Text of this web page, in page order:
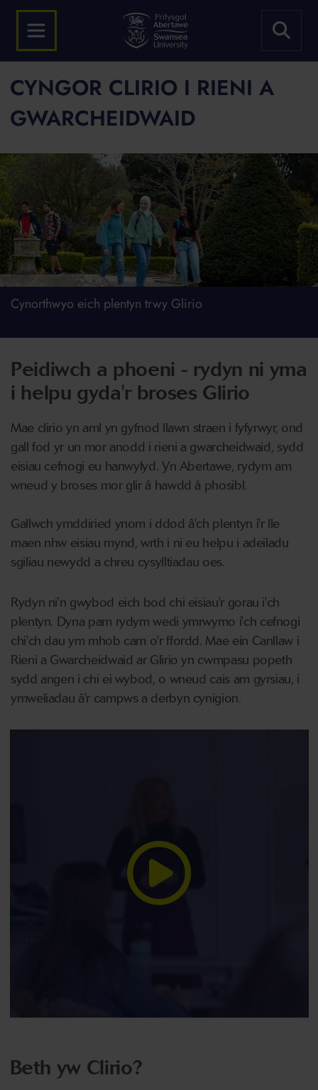
CYNGOR CLIRIO I RIENI A
GWARCHEIDWAID
Cynorthwyo eich plentyn trwy Glirio
Peidiwch a phoeni - rydyn ni yma
i helpu gyda'r broses Glirio
Mae clirio yn aml yn gyfnod llawn straen i fyfyrwyr, ond
gall fod yr un mor anodd i rieni a gwarcheidwaid, sydd
eisiau cefnogi eu hanwylyd. Yn Abertawe, rydym am
wneud y broses mor glir â hawdd â phosibl.
Gallwch ymddiried ynom i ddod â'ch plentyn i'r lle
maen nhw eisiau mynd, wrth i ni eu helpu i adeiladu
sgiliau newydd a chreu cysylltiadau oes.
Rydyn ni'n gwybod eich bod chi eisiau'r gorau i'ch
plentyn. Dyna pam rydym wedi ymrwymo i'ch cefnogi
chi'ch dau ym mhob cam o'r ffordd. Mae ein Canllaw i
Rieni a Gwarcheidwaid ar Glirio yn cwmpasu popeth
sydd angen i chi ei wybod, o wneud cais am gyrsiau, i
ymweliadau â'r campws a derbyn cynigion.
Beth yw Clirio?